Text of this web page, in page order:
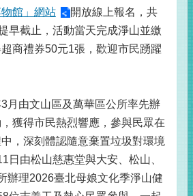
館」網站
開放線上報名，共
早截止，活動當天完成淨山並繳
商禮券50元1張，歡迎市民踴躍
月由文山區及萬華區公所率先辦
獲得市民熱烈響應，參與民眾在
，深刻體認隨意棄置垃圾對環境
日由松山慈惠堂與大安、松山、
辦理2026臺北母娘文化季淨山健